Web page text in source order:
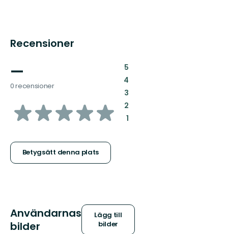
Recensioner
—
0 recensioner
av
stjärnor
Betygsätt denna plats
5:
4:
3:
2:
1:
Användarnas
bilder
Lägg till
bilder